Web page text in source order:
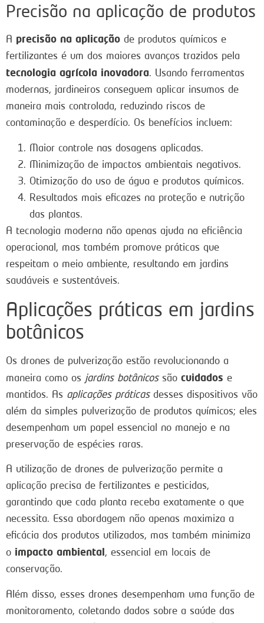
Precisão na aplicação de produtos
A precisão na aplicação de produtos químicos e
fertilizantes é um dos maiores avanços trazidos pela
tecnologia agrícola inovadora. Usando ferramentas
modernas, jardineiros conseguem aplicar insumos de
maneira mais controlada, reduzindo riscos de
contaminação e desperdício. Os benefícios incluem:
Maior controle nas dosagens aplicadas.
Minimização de impactos ambientais negativos.
Otimização do uso de água e produtos químicos.
Resultados mais eficazes na proteção e nutrição
das plantas.
A tecnologia moderna não apenas ajuda na eficiência
operacional, mas também promove práticas que
respeitam o meio ambiente, resultando em jardins
saudáveis e sustentáveis.
Aplicações práticas em jardins
botânicos
Os drones de pulverização estão revolucionando a
maneira como os jardins botânicossão cuidados e
mantidos. As aplicações práticasdesses dispositivos vão
além da simples pulverização de produtos químicos; eles
desempenham um papel essencial no manejo e na
preservação de espécies raras.
A utilização de drones de pulverização permite a
aplicação precisa de fertilizantes e pesticidas,
garantindo que cada planta receba exatamente o que
necessita. Essa abordagem não apenas maximiza a
eficácia dos produtos utilizados, mas também minimiza
o impacto ambiental, essencial em locais de
conservação.
Além disso, esses drones desempenham uma função de
monitoramento, coletando dados sobre a saúde das